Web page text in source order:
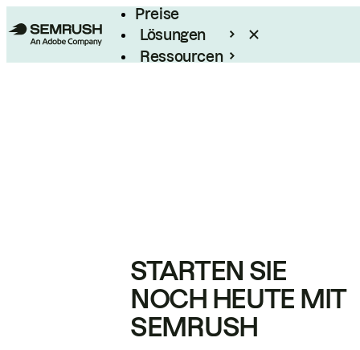
Preise
Lösungen
Ressourcen
STARTEN SIE
NOCH HEUTE MIT
SEMRUSH